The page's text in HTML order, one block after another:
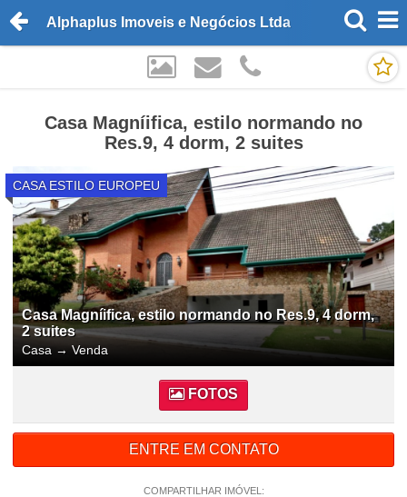
Alphaplus Imoveis e Negócios Ltda
Casa Magníifica, estilo normando no
Res.9, 4 dorm, 2 suites
CASA ESTILO EUROPEU
Casa Magníifica, estilo normando no Res.9, 4 dorm,
2 suites
Casa →Venda
FOTOS
ENTRE EM CONTATO
COMPARTILHAR IMÓVEL: